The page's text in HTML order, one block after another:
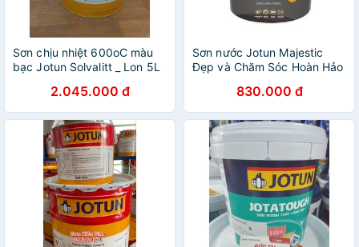
Sơn chịu nhiệt 600oC màu
bạc Jotun Solvalitt _ Lon 5L
2.045.000 đ
Sơn nước Jotun Majestic
Đẹp và Chăm Sóc Hoàn Hảo
830.000 đ